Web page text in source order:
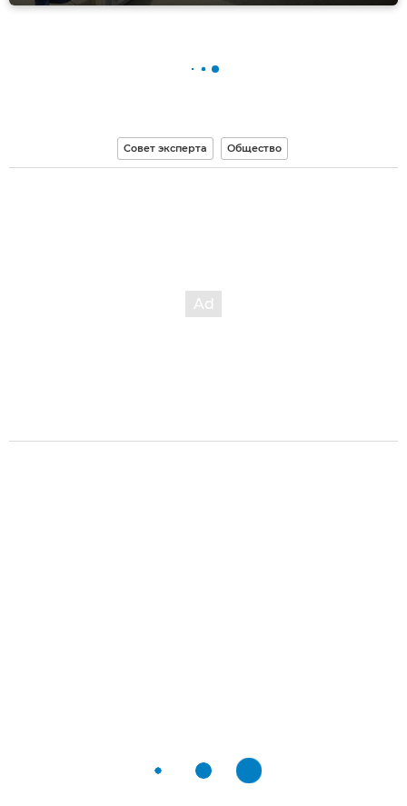
Совет эксперта Общество